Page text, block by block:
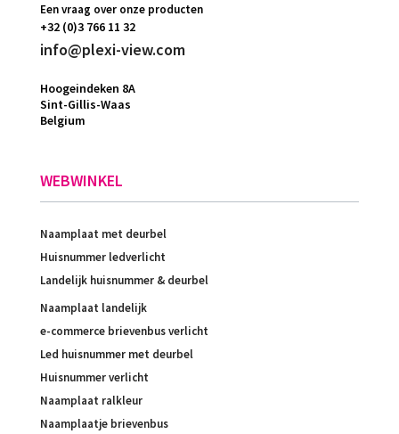
Een vraag over onze producten
+32 (0)3 766 11 32
info@plexi-view.com
Hoogeindeken 8A
Sint-Gillis-Waas
Belgium
WEBWINKEL
Naamplaat met deurbel
Huisnummer ledverlicht
Landelijk huisnummer & deurbel
Naamplaat landelijk
e-commerce brievenbus verlicht
Led huisnummer met deurbel
Huisnummer verlicht
Naamplaat ralkleur
Naamplaatje brievenbus